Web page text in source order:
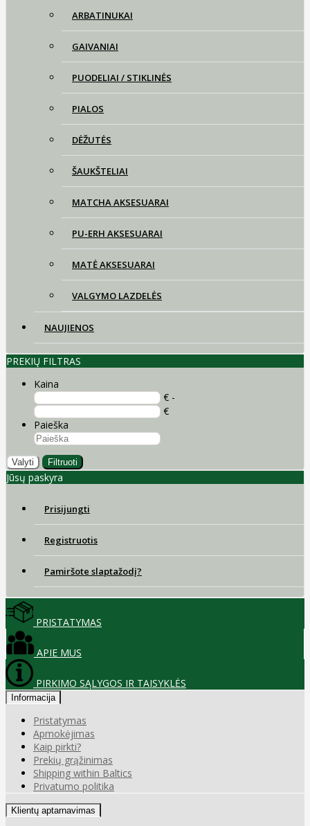
ARBATINUKAI
GAIVANIAI
PUODELIAI / STIKLINĖS
PIALOS
DĖŽUTĖS
ŠAUKŠTELIAI
MATCHA AKSESUARAI
PU-ERH AKSESUARAI
MATĖ AKSESUARAI
VALGYMO LAZDELĖS
NAUJIENOS
PREKIŲ FILTRAS
Kaina
€ -
€
Paieška
Valyti Filtruoti
Jūsų paskyra
Prisijungti
Registruotis
Pamiršote slaptažodį?
PRISTATYMAS
APIE MUS
PIRKIMO SĄLYGOS IR TAISYKLĖS
Informacija
Pristatymas
Apmokėjimas
Kaip pirkti?
Prekių grąžinimas
Shipping within Baltics
Privatumo politika
Klientų aptarnavimas